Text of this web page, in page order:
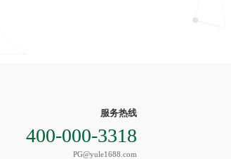
服务热线
400-000-3318
PG@yule1688.com